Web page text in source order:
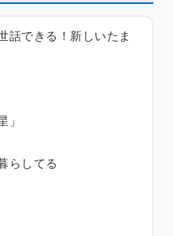
話できる！新しいたま
」
らしてる